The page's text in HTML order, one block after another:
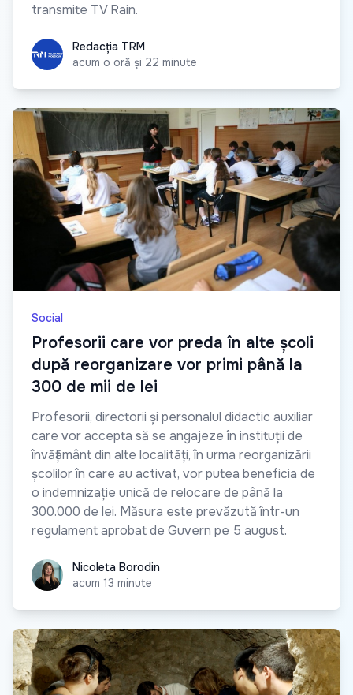
transmite TV Rain.
Redacția TRM
Redacția TRM
acum o oră și 22 minute
Social
Profesorii care vor preda în alte școli
după reorganizare vor primi până la
300 de mii de lei
Profesorii, directorii și personalul didactic auxiliar
care vor accepta să se angajeze în instituții de
învățământ din alte localități, în urma reorganizării
școlilor în care au activat, vor putea beneficia de
o indemnizație unică de relocare de până la
300.000 de lei. Măsura este prevăzută într-un
regulament aprobat de Guvern pe 5 august.
Nicoleta Borodin
Nicoleta Borodin
acum 13 minute